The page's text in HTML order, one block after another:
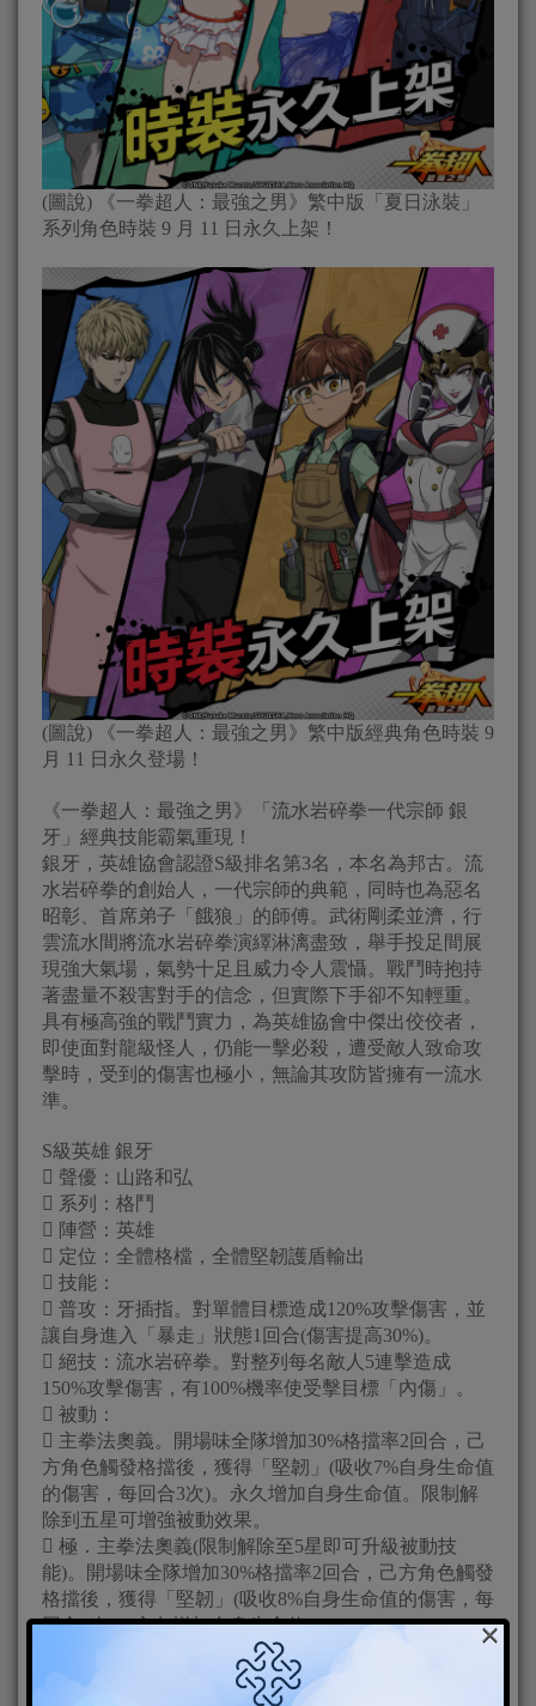
(圖說) 《一拳超人：最強之男》繁中版「夏日泳裝」
系列角色時裝 9 月 11 日永久上架！
(圖說) 《一拳超人：最強之男》繁中版經典角色時裝 9
月 11 日永久登場！
《一拳超人：最強之男》「流水岩碎拳一代宗師 銀
牙」經典技能霸氣重現！
銀牙，英雄協會認證S級排名第3名，本名為邦古。流
水岩碎拳的創始人，一代宗師的典範，同時也為惡名
昭彰、首席弟子「餓狼」的師傅。武術剛柔並濟，行
雲流水間將流水岩碎拳演繹淋漓盡致，舉手投足間展
現強大氣場，氣勢十足且威力令人震懾。戰鬥時抱持
著盡量不殺害對手的信念，但實際下手卻不知輕重。
具有極高強的戰鬥實力，為英雄協會中傑出佼佼者，
即使面對龍級怪人，仍能一擊必殺，遭受敵人致命攻
擊時，受到的傷害也極小，無論其攻防皆擁有一流水
準。
S級英雄 銀牙
 聲優：山路和弘
 系列：格鬥
 陣營：英雄
 定位：全體格檔，全體堅韌護盾輸出
 技能：
 普攻：牙插指。對單體目標造成120%攻擊傷害，並
讓自身進入「暴走」狀態1回合(傷害提高30%)。
 絕技：流水岩碎拳。對整列每名敵人5連擊造成
150%攻擊傷害，有100%機率使受擊目標「內傷」。
 被動：
 主拳法奧義。開場味全隊增加30%格擋率2回合，己
方角色觸發格擋後，獲得「堅韌」(吸收7%自身生命值
的傷害，每回合3次)。永久增加自身生命值。限制解
除到五星可增強被動效果。
 極．主拳法奧義(限制解除至5星即可升級被動技
能)。開場味全隊增加30%格擋率2回合，己方角色觸發
格擋後，獲得「堅韌」(吸收8%自身生命值的傷害，每
回合4次)。永久增加自身生命值。
×